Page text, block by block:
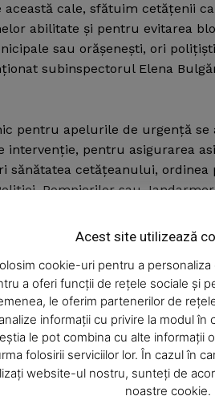
About
Contact us
Subscription
My account
cale, sfătuim cetăţenii
abilitate şi pentru evitarea
sau orăşeneşti, ori
subinspectorul Elena
pentru apelurile de urgenţă se
intervenţie, pentru asigurarea
cetăţeanului, ordinea
Pompierilor sau
Articolul următor
Volei feminin –
derby al Moldovei,
cu Penicilina de Iaşi
Acest site utilizează
cookie-uri pentru a
a oferi funcții de rețele sociale și
le oferim partenerilor de
informații cu privire la modul în
le pot combina cu alte informații
folosirii serviciilor lor. În cazul în
website-ul nostru, sunteți de
noastre cookie.